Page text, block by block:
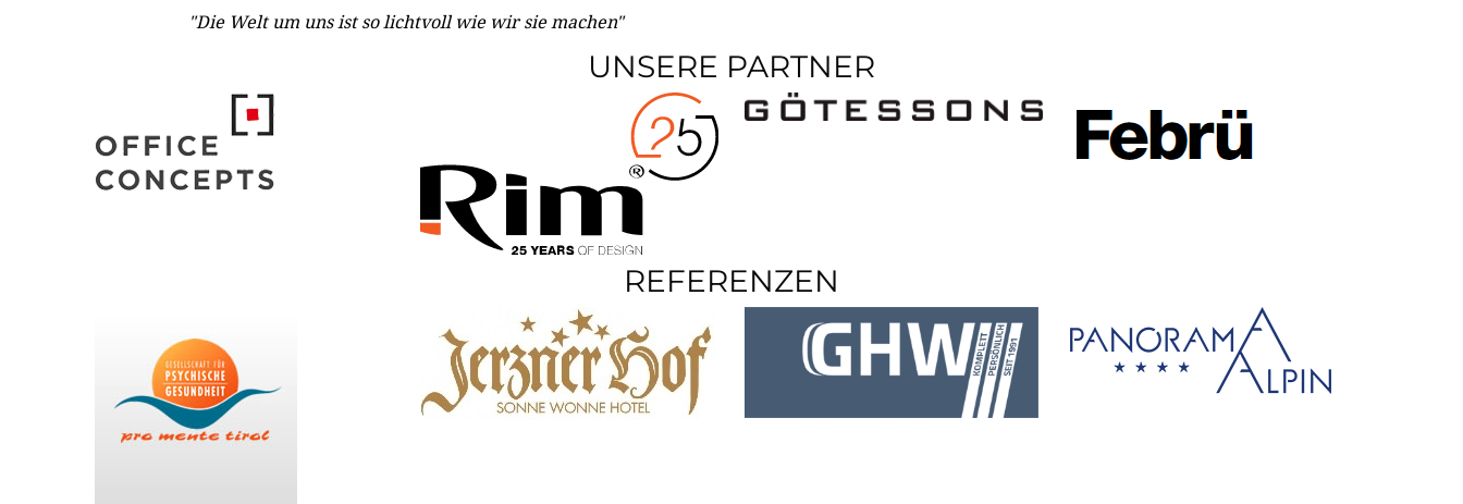
"Die Welt um uns ist so lichtvoll wie wir sie machen"
UNSERE PARTNER
REFERENZEN